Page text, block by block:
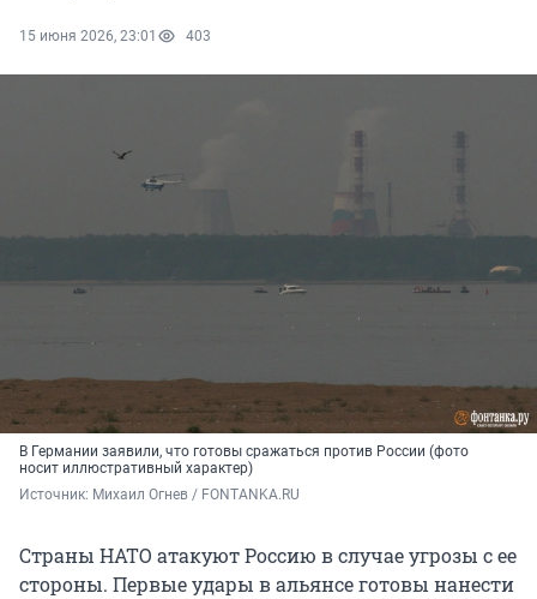
15 июня 2026, 23:01 403
В Германии заявили, что готовы сражаться против России (фото
носит иллюстративный характер)
Источник: Михаил Огнев / FONTANKA.RU
Страны НАТО атакуют Россию в случае угрозы с ее
стороны. Первые удары в альянсе готовы нанести